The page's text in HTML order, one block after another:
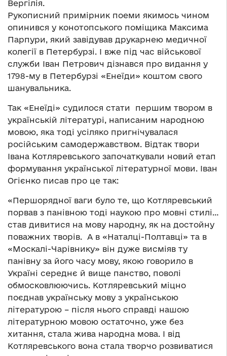
Вергілія.
Рукописний примірник поеми якимось чином
опинився у конотопського поміщика Максима
Парпури, який завідував друкарнею медичної
колегії в Петербурзі. І вже під час військової
служби Іван Петрович дізнався про видання у
1798-му в Петербурзі «Енеїди» коштом свого
шанувальника.
Так «Енеїді» судилося стати першим твором в
українській літературі, написаним народною
мовою, яка тоді усіляко пригнічувалася
російським самодержавством. Відтак твори
Івана Котляревського започаткували новий етап
формування української літературної мови. Іван
Огієнко писав про це так:
«Першорядної ваги було те, що Котляревський
порвав з панівною тоді наукою про мовні стилі…
став дивитися на мову народну, як на достойну
поважних творів. А в «Наталці-Полтавці» та в
«Москалі-Чарівнику» він дуже висміяв ту
панівну за його часу мову, якою говорило в
Україні середнє й вище панство, поволі
обмосковлюючись. Котляревський міцно
поєднав українську мову з українською
літературою – після нього справді нашою
літературною мовою остаточно, уже без
хитання, стала жива народна мова. І від
Котляревського вона стала творчо розвиватися